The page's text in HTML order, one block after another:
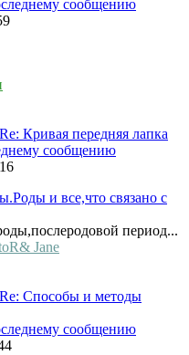
сообщению
Re: Кривая передняя лапка
сообщению
и все,что связано с
период...
Jane
Re: Способы и методы
сообщению